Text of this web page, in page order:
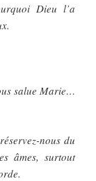
Dieu l’a
salue Marie…
nous du
âmes, surtout